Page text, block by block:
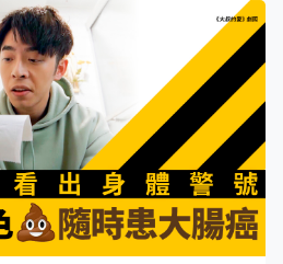
州大學第一附屬醫院接收了一名
眼見到他的身高只有110cm左
歲。經過檢查竟發現這名孩子的
慢了足足4年。醫院的兒童重症監
示了2張圖片，可以看到男童骨質
友的低很多，骨頭與骨頭之間相
分泌減少 霍醫生表示造成男童發
睡覺時的壞習慣。第一個是晚
會，很多孩子在大人的影響下，
始，養成晚睡的習慣，使褪黑激